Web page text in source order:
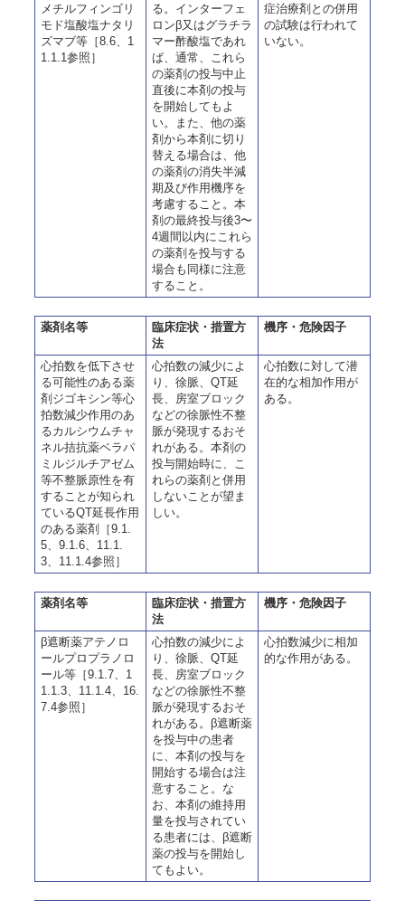
メチルフィンゴリ
モド塩酸塩ナタリ
ズマブ等［8.6、1
1.1.1参照］
る。インターフェ
ロンβ又はグラチラ
マー酢酸塩であれ
ば、通常、これら
の薬剤の投与中止
直後に本剤の投与
を開始してもよ
い。また、他の薬
剤から本剤に切り
替える場合は、他
の薬剤の消失半減
期及び作用機序を
考慮すること。本
剤の最終投与後3〜
4週間以内にこれら
の薬剤を投与する
場合も同様に注意
すること。
症治療剤との併用
の試験は行われて
いない。
薬剤名等
臨床症状・措置方
法
機序・危険因子
心拍数を低下させ
る可能性のある薬
剤ジゴキシン等心
拍数減少作用のあ
るカルシウムチャ
ネル拮抗薬ベラパ
ミルジルチアゼム
等不整脈原性を有
することが知られ
ているQT延長作用
のある薬剤［9.1.
5、9.1.6、11.1.
3、11.1.4参照］
心拍数の減少によ
り、徐脈、QT延
長、房室ブロック
などの徐脈性不整
脈が発現するおそ
れがある。本剤の
投与開始時に、こ
れらの薬剤と併用
しないことが望ま
しい。
心拍数に対して潜
在的な相加作用が
ある。
薬剤名等
臨床症状・措置方
法
機序・危険因子
β遮断薬アテノロ
ールプロプラノロ
ール等［9.1.7、1
1.1.3、11.1.4、16.
7.4参照］
心拍数の減少によ
り、徐脈、QT延
長、房室ブロック
などの徐脈性不整
脈が発現するおそ
れがある。β遮断薬
を投与中の患者
に、本剤の投与を
開始する場合は注
意すること。な
お、本剤の維持用
量を投与されてい
る患者には、β遮断
薬の投与を開始し
てもよい。
心拍数減少に相加
的な作用がある。